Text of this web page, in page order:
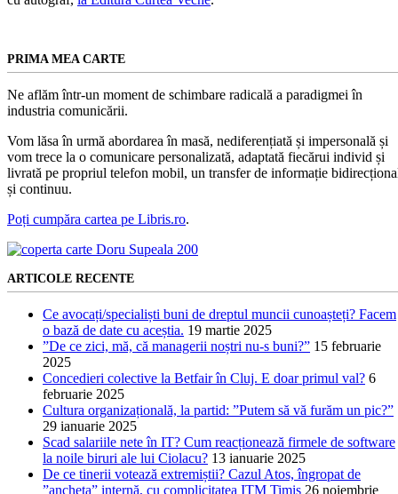
PRIMA MEA CARTE
Ne aflăm într-un moment de schimbare radicală a paradigmei în
industria comunicării.
Vom lăsa în urmă abordarea în masă, nediferențiată și impersonală și
vom trece la o comunicare personalizată, adaptată fiecărui individ și
livrată pe propriul telefon mobil, un transfer de informație
și continuu.
Poți cumpăra cartea pe Libris.ro.
ARTICOLE RECENTE
Ce avocați/specialiști buni de dreptul muncii cunoașteți? Facem
o bază de date cu aceștia. 19 martie 2025
”De ce zici, mă, că managerii noștri nu-s buni?” 15 februarie
2025
Concedieri colective la Betfair în Cluj. E doar primul val? 6
februarie 2025
Cultura organizațională, la partid: ”Putem să vă furăm un pic?”
29 ianuarie 2025
Scad salariile nete în IT? Cum reacționează firmele de software
la noile biruri ale lui Ciolacu? 13 ianuarie 2025
De ce tinerii votează extremiștii? Cazul Atos, îngropat de
”ancheta” internă, cu complicitatea ITM Timiș 26 noiembrie